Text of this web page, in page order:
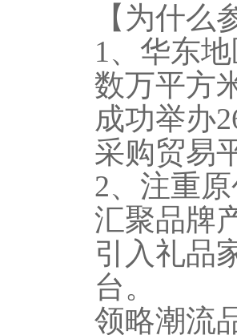
【为什么
1、华东
数万平方
成功举办
采购贸易
2、注重
汇聚品牌
引入礼品
台。
领略潮流